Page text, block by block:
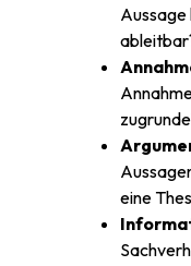
Aussage
eine